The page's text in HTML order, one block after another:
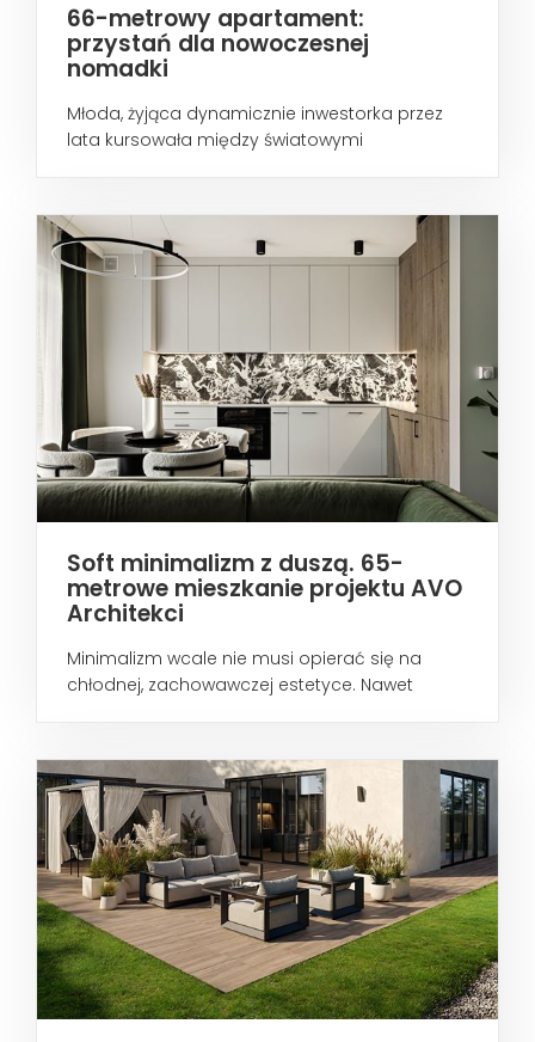
66-metrowy apartament:
przystań dla nowoczesnej
nomadki
Młoda, żyjąca dynamicznie inwestorka przez
lata kursowała między światowymi
Soft minimalizm z duszą. 65-
metrowe mieszkanie projektu AVO
Architekci
Minimalizm wcale nie musi opierać się na
chłodnej, zachowawczej estetyce. Nawet